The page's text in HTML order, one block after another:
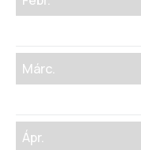
Márc.
Ápr.